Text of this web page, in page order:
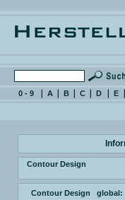
0 - 9 A B C D E
Contour Design
Contour Design global: